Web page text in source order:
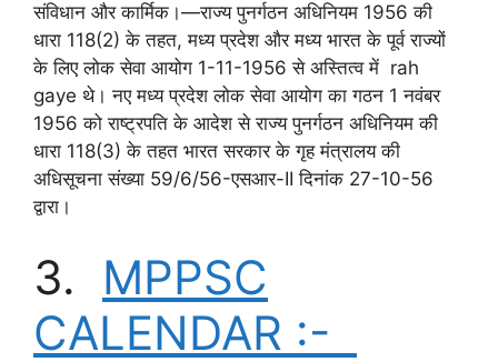
संविधान और कार्मिक।—राज्य पुनर्गठन अधिनियम 1956 की
धारा 118(2) के तहत, मध्य प्रदेश और मध्य भारत के पूर्व राज्यों
के लिए लोक सेवा आयोग 1-11-1956 से अस्तित्व में rah
gaye थे। नए मध्य प्रदेश लोक सेवा आयोग का गठन 1 नवंबर
1956 को राष्ट्रपति के आदेश से राज्य पुनर्गठन अधिनियम की
धारा 118(3) के तहत भारत सरकार के गृह मंत्रालय की
अधिसूचना संख्या 59/6/56-एसआर-II दिनांक 27-10-56
द्वारा।
3. MPPSC
CALENDAR :-